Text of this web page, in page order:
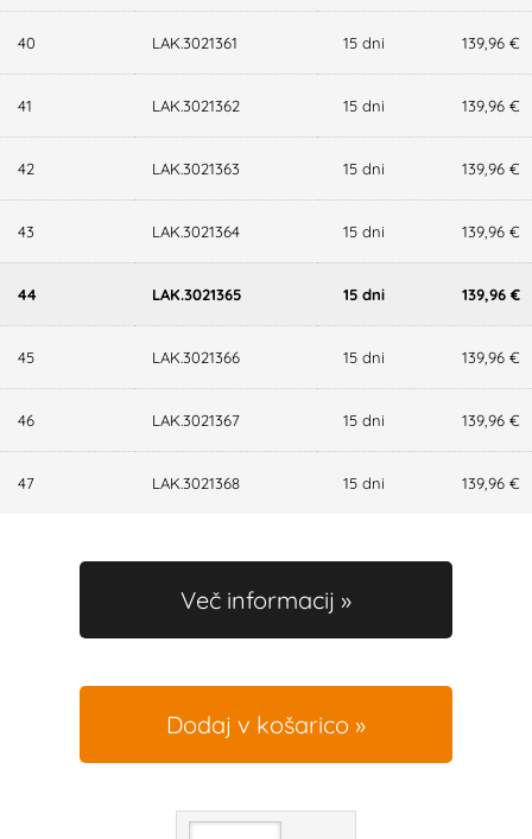
40 LAK.3021361 15 dni 139,96 €
41 LAK.3021362 15 dni 139,96 €
42 LAK.3021363 15 dni 139,96 €
43 LAK.3021364 15 dni 139,96 €
44 LAK.3021365 15 dni 139,96 €
45 LAK.3021366 15 dni 139,96 €
46 LAK.3021367 15 dni 139,96 €
47 LAK.3021368 15 dni 139,96 €
Več informacij
Dodaj v košarico